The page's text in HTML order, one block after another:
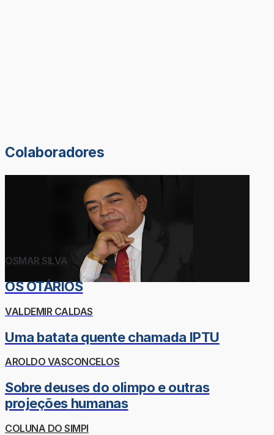
Colaboradores
OSMAR SILVA
OS OTÁRIOS
VALDEMIR CALDAS
Uma batata quente chamada IPTU
AROLDO VASCONCELOS
Sobre deuses do olimpo e outras
projeções humanas
COLUNA DO SIMPI